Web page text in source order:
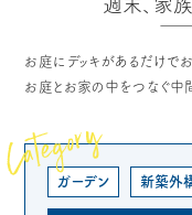
週末、家
お庭にデッキがあるだけで
お庭とお家の中をつなぐ中
ガーデン 新築外